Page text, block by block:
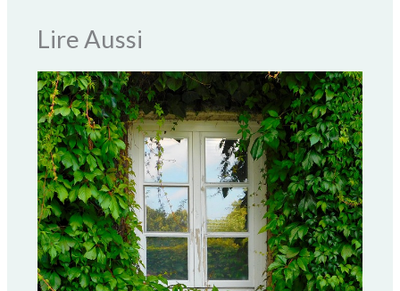
Lire Aussi